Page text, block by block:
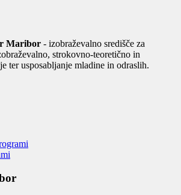
Maribor - izobraževalno središče za
strokovno-teoretično in
ter usposabljanje mladine in odraslih.